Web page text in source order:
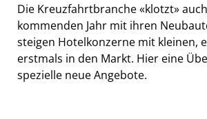
Die Kreuzfahrtbranche «klotzt»
kommenden Jahr mit ihren
steigen Hotelkonzerne mit kleinen,
erstmals in den Markt. Hier eine
spezielle neue Angebote.